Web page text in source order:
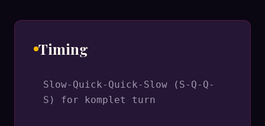
Timing
Slow-Quick-Quick-Slow (S-Q-Q-
S) for komplet turn